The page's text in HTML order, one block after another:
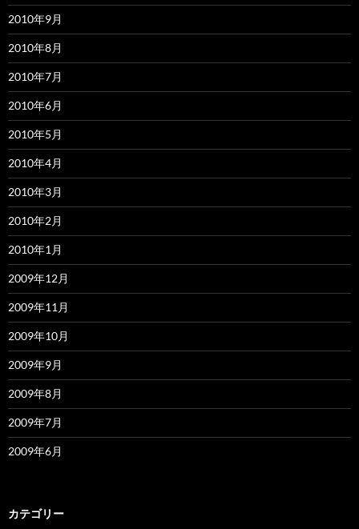
2010年9月
2010年8月
2010年7月
2010年6月
2010年5月
2010年4月
2010年3月
2010年2月
2010年1月
2009年12月
2009年11月
2009年10月
2009年9月
2009年8月
2009年7月
2009年6月
カテゴリー